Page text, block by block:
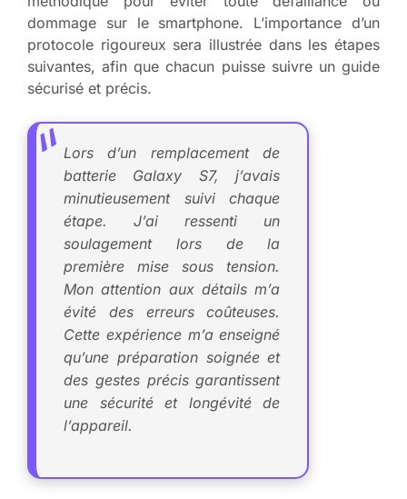
dommage sur le smartphone. L’importance d’un
protocole rigoureux sera illustrée dans les étapes
suivantes, afin que chacun puisse suivre un guide
sécurisé et précis.
Lors d’un remplacement de
batterie Galaxy S7, j’avais
minutieusement suivi chaque
étape. J’ai ressenti un
soulagement lors de la
première mise sous tension.
Mon attention aux détails m’a
évité des erreurs coûteuses.
Cette expérience m’a enseigné
qu’une préparation soignée et
des gestes précis garantissent
une sécurité et longévité de
l’appareil.